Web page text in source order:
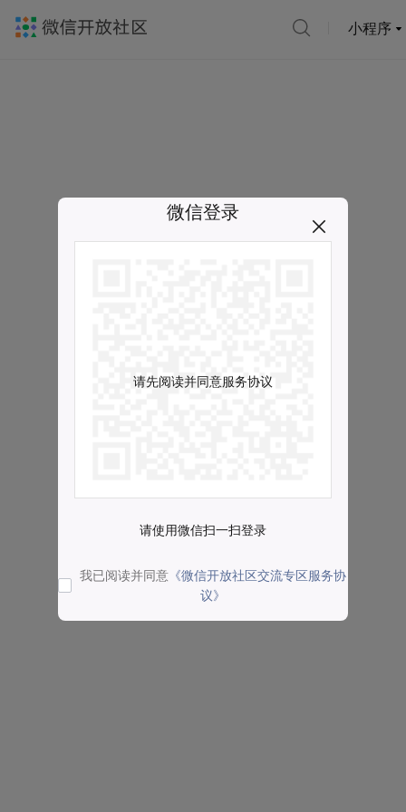
小程序
微信登录
请先阅读并同意服务协议
请使用微信扫一扫登录
我已阅读并同意 《微信开放社区交流专区服务协
议》